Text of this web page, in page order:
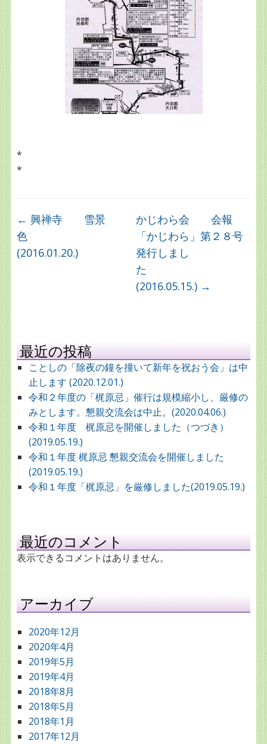
最近の投稿
ことしの「除夜の鐘を撞いて新年を祝おう会」は中
止します (2020.12.01.)
令和２年度の「梶原忌」催行は規模縮小し、厳修の
みとします。懇親交流会は中止。(2020.04.06.)
令和１年度 梶原忌を開催しました（つづき）
(2019.05.19.)
令和１年度 梶原忌 懇親交流会を開催しました
(2019.05.19.)
令和１年度「梶原忌」を厳修しました(2019.05.19.)
最近のコメント
表示できるコメントはありません。
アーカイブ
2020年12月
2020年4月
2019年5月
2019年4月
2018年8月
2018年5月
2018年1月
2017年12月
*
*
← 興禅寺 雪景
色
(2016.01.20.)
かじわら会 会報
「かじわら」第２８号
発行しまし
た
(2016.05.15.) →